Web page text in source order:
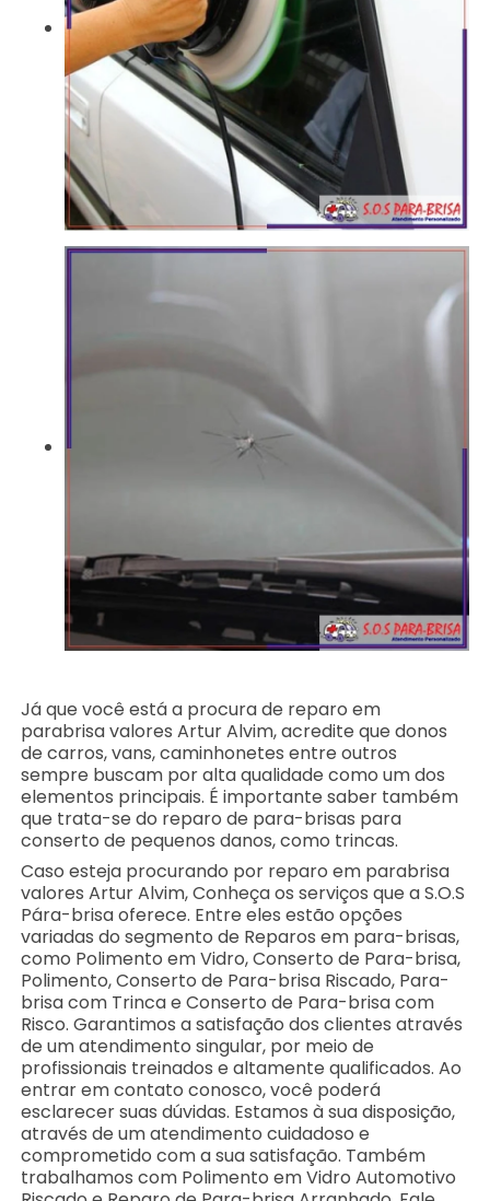
Já que você está a procura de reparo em
parabrisa valores Artur Alvim, acredite que donos
de carros, vans, caminhonetes entre outros
sempre buscam por alta qualidade como um dos
elementos principais. É importante saber também
que trata-se do reparo de para-brisas para
conserto de pequenos danos, como trincas.
Caso esteja procurando por reparo em parabrisa
valores Artur Alvim, Conheça os serviços que a S.O.S
Pára-brisa oferece. Entre eles estão opções
variadas do segmento de Reparos em para-brisas,
como Polimento em Vidro, Conserto de Para-brisa,
Polimento, Conserto de Para-brisa Riscado, Para-
brisa com Trinca e Conserto de Para-brisa com
Risco. Garantimos a satisfação dos clientes através
de um atendimento singular, por meio de
profissionais treinados e altamente qualificados. Ao
entrar em contato conosco, você poderá
esclarecer suas dúvidas. Estamos à sua disposição,
através de um atendimento cuidadoso e
comprometido com a sua satisfação. Também
trabalhamos com Polimento em Vidro Automotivo